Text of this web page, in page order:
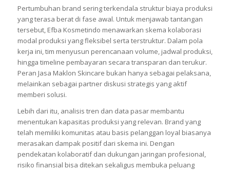
Pertumbuhan brand sering terkendala struktur biaya produksi
yang terasa berat di fase awal. Untuk menjawab tantangan
tersebut, Efba Kosmetindo menawarkan skema kolaborasi
modal produksi yang fleksibel serta terstruktur. Dalam pola
kerja ini, tim menyusun perencanaan volume, jadwal produksi,
hingga timeline pembayaran secara transparan dan terukur.
Peran Jasa Maklon Skincare bukan hanya sebagai pelaksana,
melainkan sebagai partner diskusi strategis yang aktif
memberi solusi.
Lebih dari itu, analisis tren dan data pasar membantu
menentukan kapasitas produksi yang relevan. Brand yang
telah memiliki komunitas atau basis pelanggan loyal biasanya
merasakan dampak positif dari skema ini. Dengan
pendekatan kolaboratif dan dukungan jaringan profesional,
risiko finansial bisa ditekan sekaligus membuka peluang